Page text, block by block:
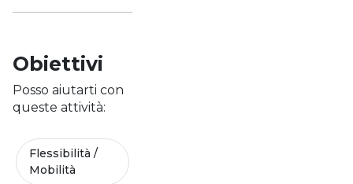
Obiettivi
Posso aiutarti con
queste attività:
Flessibilità /
Mobilità